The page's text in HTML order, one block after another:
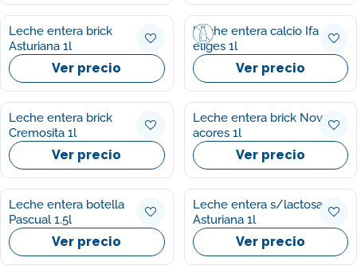
Leche entera brick
Asturiana 1l
Ver precio
Leche entera calcio Ifa
eliges 1l
Ver precio
Leche entera brick
Cremosita 1l
Ver precio
Leche entera brick Nova
acores 1l
Ver precio
Leche entera botella
Pascual 1.5l
Ver precio
Leche entera s/lactosa
Asturiana 1l
Ver precio